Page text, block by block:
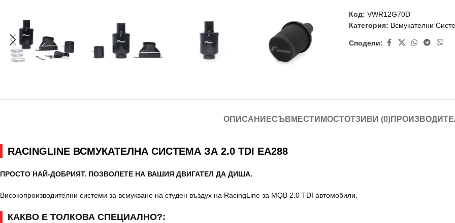
Код: VWR12G70D
Категория: Всмукателни
Сподели:
ОПИСАНИЕСЪВМЕСТИМОСТОТЗИВИ (0)
RACINGLINE ВСМУКАТЕЛНА СИСТЕМА ЗА 2.0 TDI EA288
ПРОСТО НАЙ-ДОБРИЯТ. ПОЗВОЛЕТЕ НА ВАШИЯ ДВИГАТЕЛ ДА ДИША.
Високопроизводителни системи за всмукване на студен въздух на RacingLine за MQB 2.0 TDI автомобили.
КАКВО Е ТОЛКОВА СПЕЦИАЛНО?: